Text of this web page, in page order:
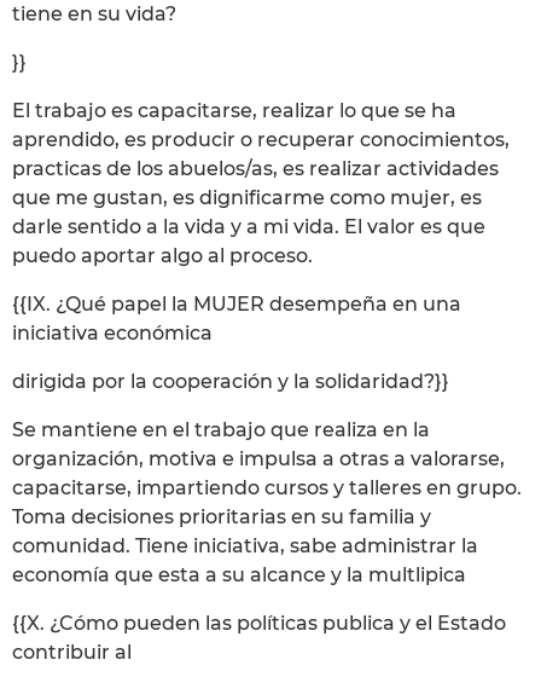
tiene en su vida?
}}
El trabajo es capacitarse, realizar lo que se ha
aprendido, es producir o recuperar conocimientos,
practicas de los abuelos/as, es realizar actividades
que me gustan, es dignificarme como mujer, es
darle sentido a la vida y a mi vida. El valor es que
puedo aportar algo al proceso.
{{IX. ¿Qué papel la MUJER desempeña en una
iniciativa económica
dirigida por la cooperación y la solidaridad?}}
Se mantiene en el trabajo que realiza en la
organización, motiva e impulsa a otras a valorarse,
capacitarse, impartiendo cursos y talleres en grupo.
Toma decisiones prioritarias en su familia y
comunidad. Tiene iniciativa, sabe administrar la
economía que esta a su alcance y la multlipica
{{X. ¿Cómo pueden las políticas publica y el Estado
contribuir al